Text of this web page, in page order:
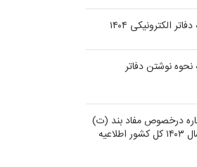
الکترونیکی ۱۴۰۴
نحوه نوشتن دفاتر
درخصوص مفاد بند (ت)
تبصره ۶ قانون بودجه سال ۱۴۰۳ کل کشور اطلاعیه